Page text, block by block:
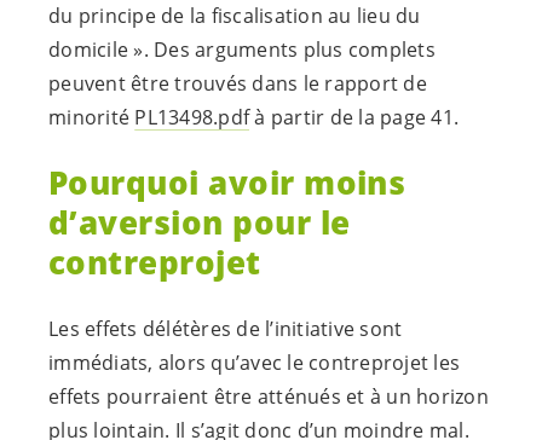
du principe de la fiscalisation au lieu du
domicile ». Des arguments plus complets
peuvent être trouvés dans le rapport de
minorité PL13498.pdfà partir de la page 41.
Pourquoi avoir moins
d’aversion pour le
contreprojet
Les effets délétères de l’initiative sont
immédiats, alors qu’avec le contreprojet les
effets pourraient être atténués et à un horizon
plus lointain. Il s’agit donc d’un moindre mal.